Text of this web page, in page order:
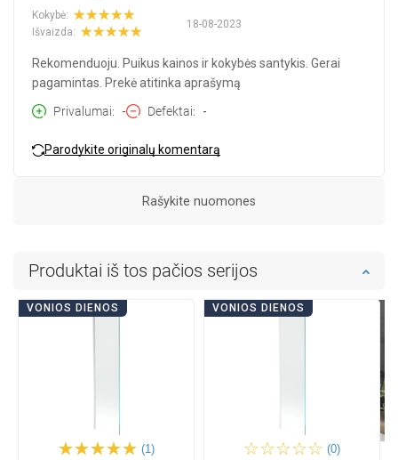
18-08-2023
Kokybė:
Išvaizda:
Rekomenduoju. Puikus kainos ir kokybės santykis. Gerai
pagamintas. Prekė atitinka aprašymą
Privalumai
- Defektai -
Parodykite originalų komentarą
Rašykite nuomones
Produktai iš tos pačios serijos
VONIOS DIENOS
(1)
VONIOS DIENOS
(0)